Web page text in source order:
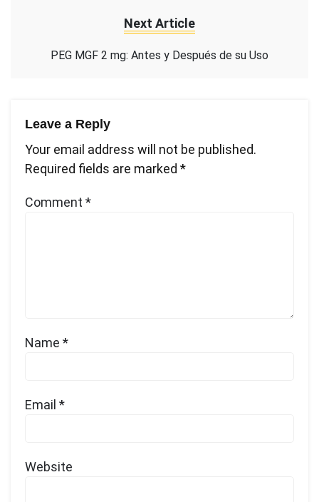
Next Article
PEG MGF 2 mg: Antes y Después de su Uso
Leave a Reply
Your email address will not be published.
Required fields are marked *
Comment *
Name *
Email *
Website